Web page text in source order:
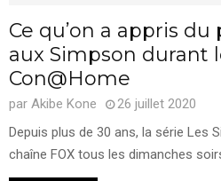
Ce qu’on a appris
aux Simpson durant
Con@Home
par Akibe Kone
26 juillet 2020
Depuis plus de 30 ans, la série Les
chaîne FOX tous les dimanches